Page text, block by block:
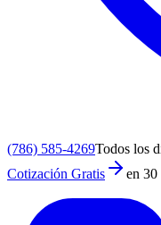
(786) 585-4269Todos los
Cotización Gratis
en 30